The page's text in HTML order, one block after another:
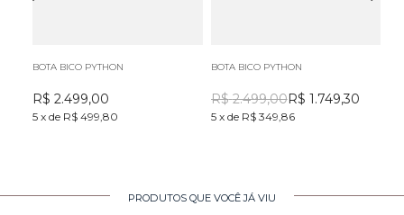
BOTA BICO PYTHON
R$ 2.499,00
5 x de R$ 499,80
BOTA BICO PYTHON
R$ 2.499,00R$ 1.749,30
5 x de R$ 349,86
PRODUTOS QUE VOCÊ JÁ VIU